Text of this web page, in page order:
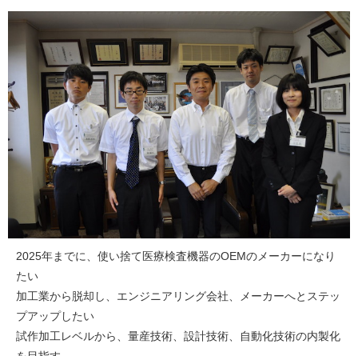
2025年までに、使い捨て医療検査機器のOEMのメーカーになり
たい
加工業から脱却し、エンジニアリング会社、メーカーへとステッ
プアップしたい
試作加工レベルから、量産技術、設計技術、自動化技術の内製化